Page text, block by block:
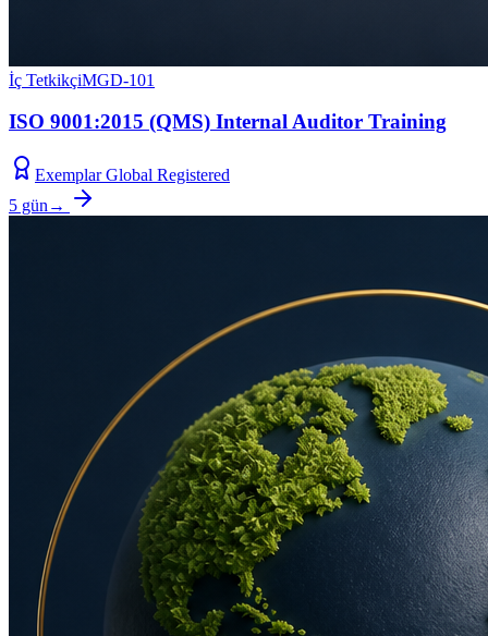
İç TetkikçiMGD-101
ISO 9001:2015 (QMS) Internal Auditor Training
Exemplar Global Registered
5 gün →